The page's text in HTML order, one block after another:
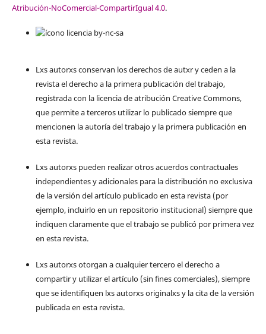
Atribución-NoComercial-CompartirIgual 4.0.
Lxs autorxs conservan los derechos de autxr y ceden a la
revista el derecho a la primera publicación del trabajo,
registrada con la licencia de atribución Creative Commons,
que permite a terceros utilizar lo publicado siempre que
mencionen la autoría del trabajo y la primera publicación en
esta revista.
Lxs autorxs pueden realizar otros acuerdos contractuales
independientes y adicionales para la distribución no exclusiva
de la versión del artículo publicado en esta revista (por
ejemplo, incluirlo en un repositorio institucional) siempre que
indiquen claramente que el trabajo se publicó por primera vez
en esta revista.
Lxs autorxs otorgan a cualquier tercero el derecho a
compartir y utilizar el artículo (sin fines comerciales), siempre
que se identifiquen lxs autorxs originalxs y la cita de la versión
publicada en esta revista.